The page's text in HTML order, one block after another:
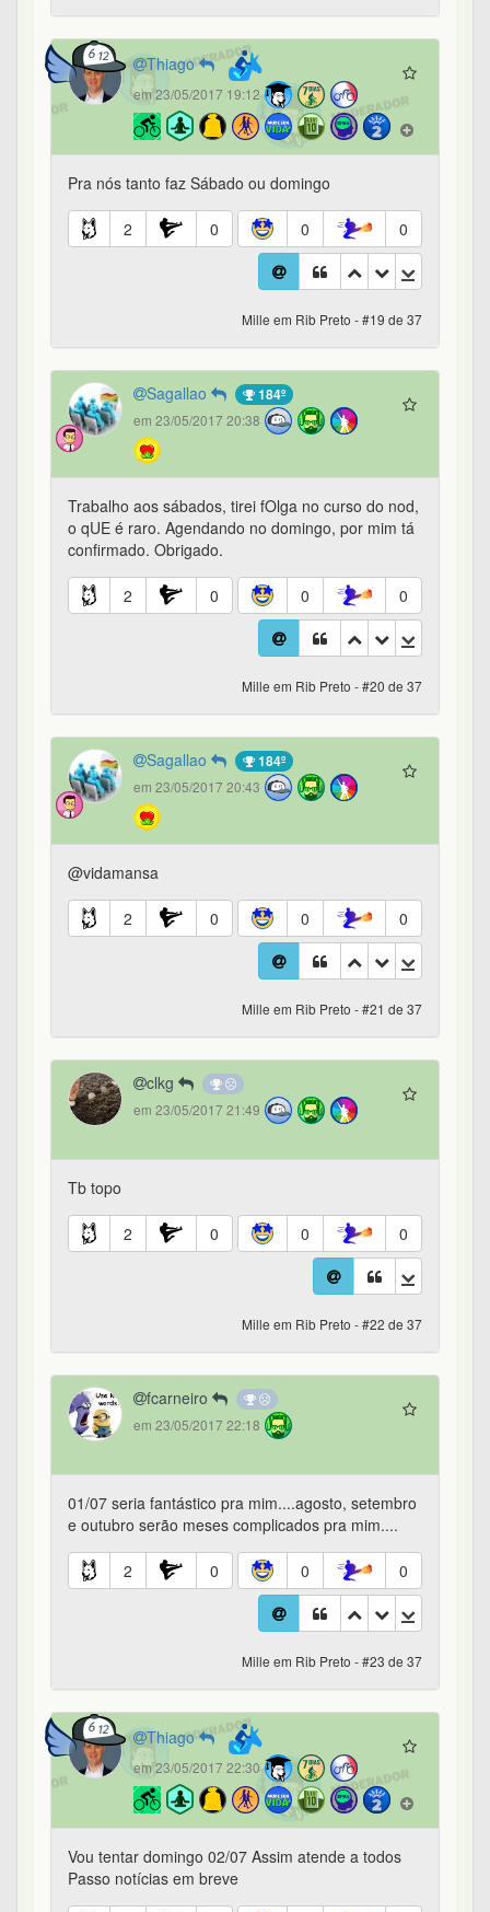
Thiago
em 23/05/2017 19:12
Pra nós tanto faz Sábado ou domingo
2 0 0 0
Mille em Rib Preto - #19 de 37
Sagallao 184º
em 23/05/2017 20:38
Trabalho aos sábados, tirei fOlga no curso do nod,
o qUE é raro. Agendando no domingo, por mim tá
confirmado. Obrigado.
2 0 0 0
Mille em Rib Preto - #20 de 37
Sagallao 184º
em 23/05/2017 20:43
@vidamansa
2 0 0 0
Mille em Rib Preto - #21 de 37
clkg
em 23/05/2017 21:49
Tb topo
2 0 0 0
Mille em Rib Preto - #22 de 37
fcarneiro
em 23/05/2017 22:18
01/07 seria fantástico pra mim....agosto, setembro
e outubro serão meses complicados pra mim....
2 0 0 0
Mille em Rib Preto - #23 de 37
Thiago
em 23/05/2017 22:30
Vou tentar domingo 02/07 Assim atende a todos
Passo notícias em breve